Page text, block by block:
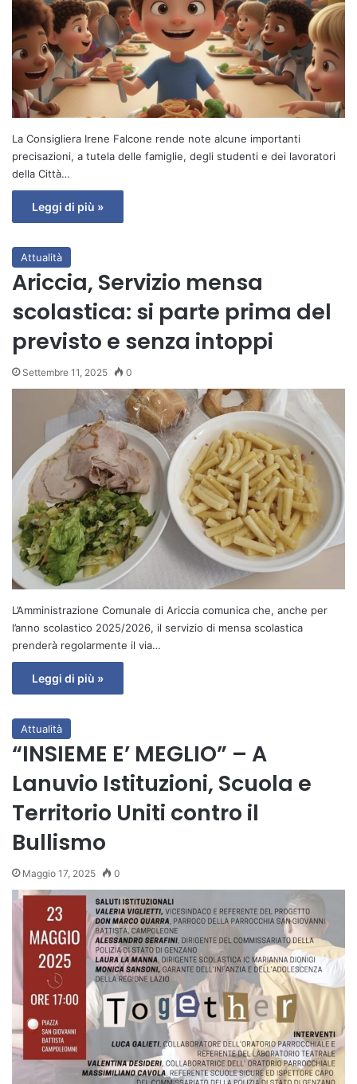
La Consigliera Irene Falcone rende note alcune importanti
precisazioni, a tutela delle famiglie, degli studenti e dei lavoratori
della Città…
Leggi di più »
Attualità
Ariccia, Servizio mensa
scolastica: si parte prima del
previsto e senza intoppi
Settembre 11, 2025 0
L’Amministrazione Comunale di Ariccia comunica che, anche per
l’anno scolastico 2025/2026, il servizio di mensa scolastica
prenderà regolarmente il via…
Leggi di più »
Attualità
“INSIEME E’ MEGLIO” – A
Lanuvio Istituzioni, Scuola e
Territorio Uniti contro il
Bullismo
Maggio 17, 2025 0